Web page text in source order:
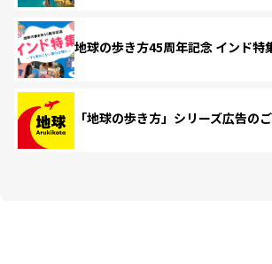
地球の歩き方45周年記念 インド特
「地球の歩き方」シリーズ広告の